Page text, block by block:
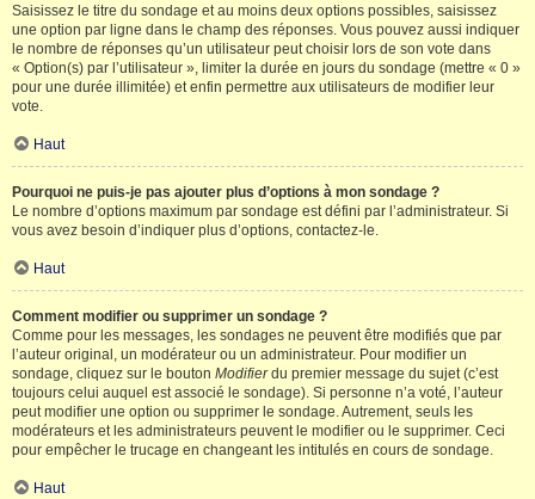
Saisissez le titre du sondage et au moins deux options possibles, saisissez
une option par ligne dans le champ des réponses. Vous pouvez aussi indiquer
le nombre de réponses qu’un utilisateur peut choisir lors de son vote dans
« Option(s) par l’utilisateur », limiter la durée en jours du sondage (mettre « 0 »
pour une durée illimitée) et enfin permettre aux utilisateurs de modifier leur
vote.
Haut
Pourquoi ne puis-je pas ajouter plus d’options à mon sondage ?
Le nombre d’options maximum par sondage est défini par l’administrateur. Si
vous avez besoin d’indiquer plus d’options, contactez-le.
Haut
Comment modifier ou supprimer un sondage ?
Comme pour les messages, les sondages ne peuvent être modifiés que par
l’auteur original, un modérateur ou un administrateur. Pour modifier un
sondage, cliquez sur le bouton Modifierdu premier message du sujet (c’est
toujours celui auquel est associé le sondage). Si personne n’a voté, l’auteur
peut modifier une option ou supprimer le sondage. Autrement, seuls les
modérateurs et les administrateurs peuvent le modifier ou le supprimer. Ceci
pour empêcher le trucage en changeant les intitulés en cours de sondage.
Haut